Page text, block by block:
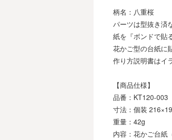
柄名：八重桜
パーツは型抜き済
紙を『ボンドで貼
花かご型の台紙に
作り方説明書はイ
【商品仕様】
品番：KT120-003
寸法：個装
重量：42g
内容：花かご台紙